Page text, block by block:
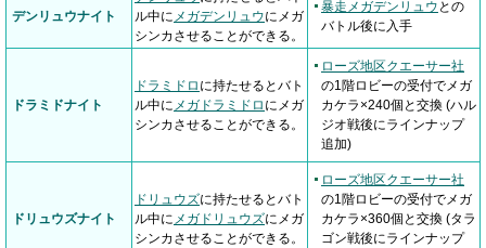
デンリュウナイト
ル中に メガデンリュウにメガ
シンカさせることができる。
暴走メガデンリュウ との
バトル後に入手
ドラミドナイト
ドラミドロ に持たせるとバト
ル中に メガドラミドロ にメガ
シンカさせることができる。
ローズ地区クエーサー社
の1階ロビーの受付でメガ
カケラ×240個と交換 (ハル
ジオ戦後にラインナップ
追加)
ドリュウズナイト
ドリュウズに持たせるとバト
ル中に メガドリュウズにメガ
シンカさせることができる。
ローズ地区クエーサー社
の1階ロビーの受付でメガ
カケラ×360個と交換 (タラ
ゴン戦後にラインナップ